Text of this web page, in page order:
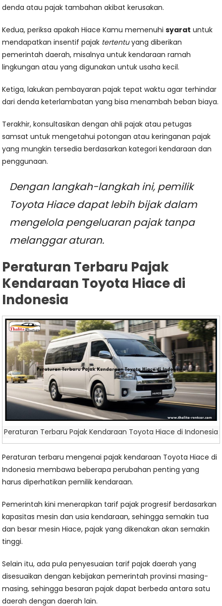
denda atau pajak tambahan akibat kerusakan.
Kedua, periksa apakah Hiace Kamu memenuhisyarat untuk
mendapatkan insentif pajak tertentuyang diberikan
pemerintah daerah, misalnya untuk kendaraan ramah
lingkungan atau yang digunakan untuk usaha kecil.
Ketiga, lakukan pembayaran pajak tepat waktu agar terhindar
dari denda keterlambatan yang bisa menambah beban biaya.
Terakhir, konsultasikan dengan ahli pajak atau petugas
samsat untuk mengetahui potongan atau keringanan pajak
yang mungkin tersedia berdasarkan kategori kendaraan dan
penggunaan.
Dengan langkah-langkah ini, pemilik
Toyota Hiace dapat lebih bijak dalam
mengelola pengeluaran pajak tanpa
melanggar aturan.
Peraturan Terbaru Pajak
Kendaraan Toyota Hiace di
Indonesia
Peraturan Terbaru Pajak Kendaraan Toyota Hiace di Indonesia
Peraturan terbaru mengenai pajak kendaraan Toyota Hiace di
Indonesia membawa beberapa perubahan penting yang
harus diperhatikan pemilik kendaraan.
Pemerintah kini menerapkan tarif pajak progresif berdasarkan
kapasitas mesin dan usia kendaraan, sehingga semakin tua
dan besar mesin Hiace, pajak yang dikenakan akan semakin
tinggi.
Selain itu, ada pula penyesuaian tarif pajak daerah yang
disesuaikan dengan kebijakan pemerintah provinsi masing-
masing, sehingga besaran pajak dapat berbeda antara satu
daerah dengan daerah lain.